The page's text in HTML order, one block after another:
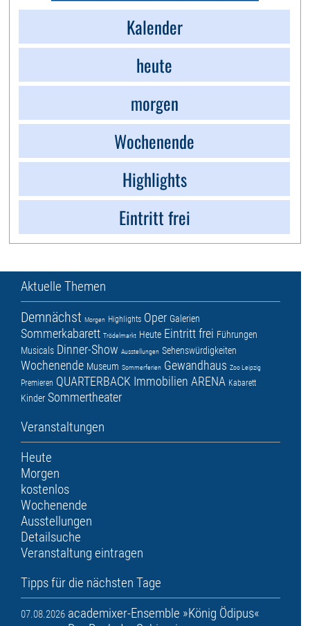
Kalender
heute
morgen
Wochenende
Highlights
Eintritt frei
Aktuelle Themen
Demnächst Morgen Highlights Oper Galerien
Sommerkabarett Trödelmarkt Heute Eintritt frei Führungen
Musicals Dinner-Show Ausstellungen Sehenswürdigkeiten
Wochenende Museum Sommerferien Gewandhaus Zoo Leipzig
Premieren QUARTERBACK Immobilien ARENA Kabarett
Kinder Sommertheater
Veranstaltungen
Heute
Morgen
kostenlos
Wochenende
Ausstellungen
Detailsuche
Veranstaltung eintragen
Tipps für die nächsten Tage
07.08.2026 academixer-Ensemble »König Ödipus«